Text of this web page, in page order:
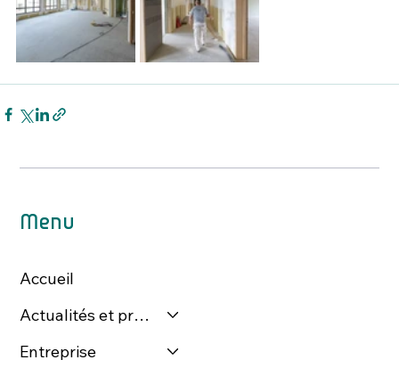
Menu
Accueil
Actualités et presse
Entreprise